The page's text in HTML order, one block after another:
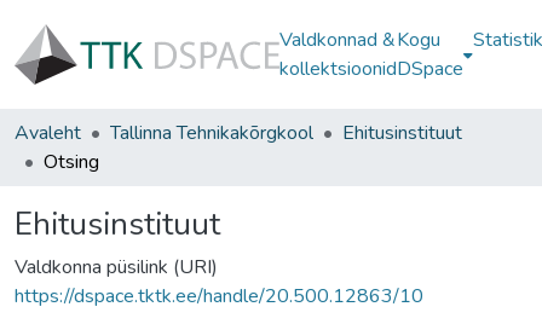
Valdkonnad &
kollektsioonid
Kogu
DSpace
Avaleht Tallinna Tehnikakõrgkool
Ehitusinstituut
Otsing
Ehitusinstituut
Valdkonna püsilink (URI)
https://dspace.tktk.ee/handle/20.500.12863/10